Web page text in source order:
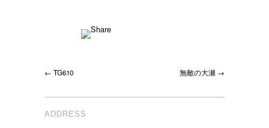
← TG610 無敵の大瀬 →
ADDRESS